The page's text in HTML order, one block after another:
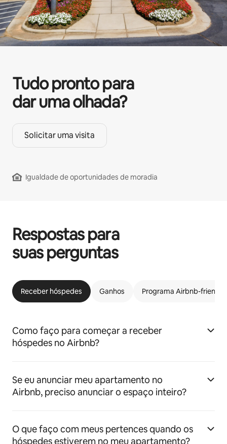
Tudo pronto para
dar uma olhada?
Solicitar uma visita
Igualdade de oportunidades de moradia
Respostas para
suas perguntas
Receber hóspedes Ganhos Programa Airbnb-friendly
Como faço para começar a receber
hóspedes no Airbnb?
Se eu anunciar meu apartamento no
Airbnb, preciso anunciar o espaço inteiro?
O que faço com meus pertences quando os
hóspedes estiverem no meu apartamento?